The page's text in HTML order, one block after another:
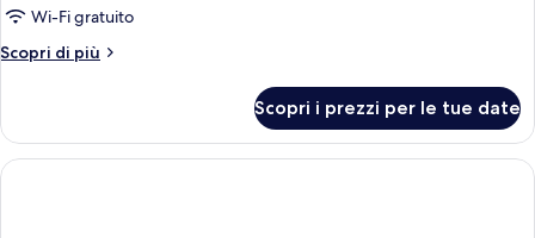
Wi-Fi gratuito
Scopri di più
Altri
Scopri i prezzi per le tue date